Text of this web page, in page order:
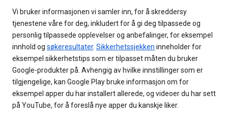
Vi bruker informasjonen vi samler inn, for å skreddersy
tjenestene våre for deg, inkludert for å gi deg tilpassede og
personlig tilpassede opplevelser og anbefalinger, for eksempel
innhold og søkeresultater. Sikkerhetssjekken inneholder for
eksempel sikkerhetstips som er tilpasset måten du bruker
Google-produkter på. Avhengig av hvilke innstillinger som er
tilgjengelige, kan Google Play bruke informasjon om for
eksempel apper du har installert allerede, og videoer du har sett
på YouTube, for å foreslå nye apper du kanskje liker.